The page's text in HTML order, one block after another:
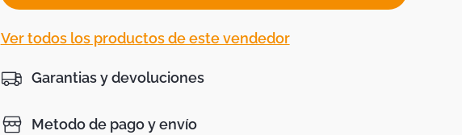
Ver todos los productos de este vendedor
Garantias y devoluciones
Metodo de pago y envío